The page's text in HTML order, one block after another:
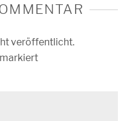
veröffentlicht.
markiert